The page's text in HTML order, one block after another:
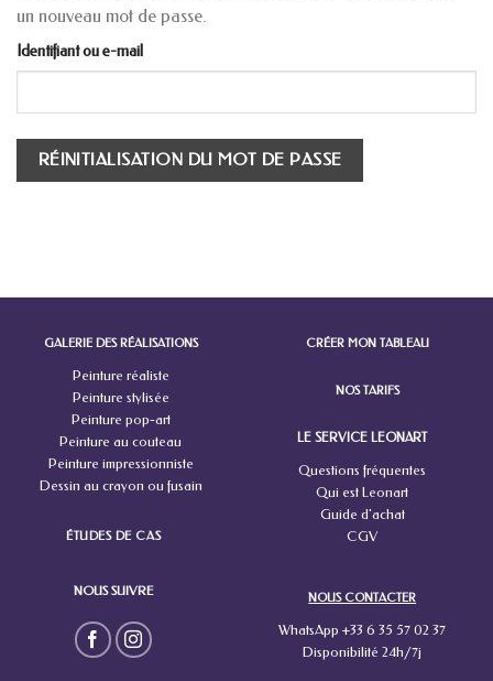
un nouveau mot de passe.
Identifiant ou e-mail
RÉINITIALISATION DU MOT DE PASSE
GALERIE DES RÉALISATIONS
Peinture réaliste
Peinture stylisée
Peinture pop-art
Peinture au couteau
Peinture impressionniste
Dessin au crayon ou fusain
LE SERVICE LEONART
Questions fréquentes
Qui est Leonart
Guide d'achat
CGV
NOUS SUIVRE
CRÉER MON TABLEAU
NOS TARIFS
NOUS CONTACTER
WhatsApp +33 6 35 57 02 37
Disponibilité 24h/7j
ÉTUDES DE CAS